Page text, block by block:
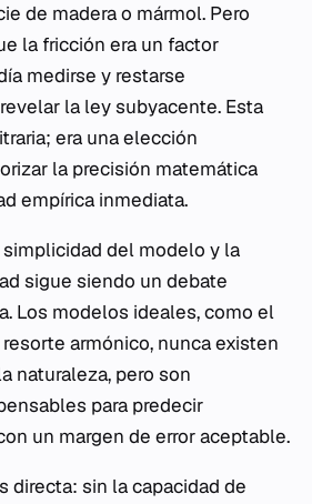
de madera o mármol. Pero
la fricción era un factor
medirse y restarse
la ley subyacente. Esta
era una elección
la precisión matemática
empírica inmediata.
del modelo y la
sigue siendo un debate
Los modelos ideales, como el
armónico, nunca existen
naturaleza, pero son
para predecir
un margen de error aceptable.
directa: sin la capacidad de